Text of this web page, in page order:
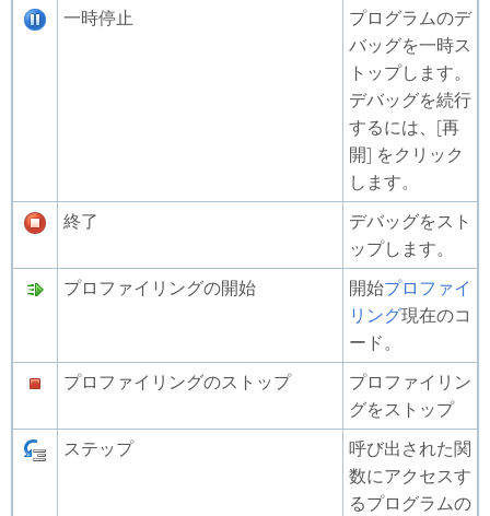
一時停止
プログラムのデ
バッグを一時ス
トップします。
デバッグを続行
するには、[再
開] をクリック
します。
終了
デバッグをスト
ップします。
プロファイリングの開始
開始プロファイ
リング現在のコ
ード。
プロファイリングのストップ
プロファイリン
グをストップ
ステップ
呼び出された関
数にアクセスす
るプログラムの